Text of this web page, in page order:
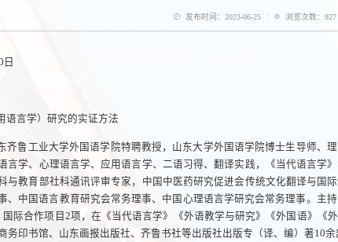
发布时间：2023-06-25 浏览次数：927
日
语言学）研究的实证方法
齐鲁工业大学外国语学院特聘教授，山东大学外国语学院博士生导师、
言学、心理语言学、应用语言学、二语习得、翻译实践，《当代语言学
与教育部社科通讯评审专家，中国中医药研究促进会传统文化翻译与国
、中国语言教育研究会常务理事、中国心理语言学研究会常务理事。主
际合作项目2项，在《当代语言学》《外语教学与研究》《外国语》《
务印书馆、山东画报出版社、齐鲁书社等出版社出版专（译、编）著10余